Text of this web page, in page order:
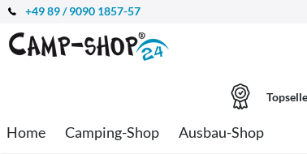
+49 89 / 9090 1857-57
Home Camping-Shop Ausbau-Shop